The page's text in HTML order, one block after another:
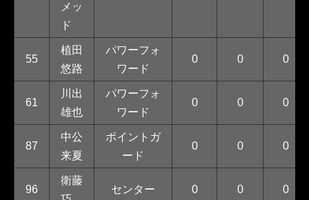
メッ
ド
55
植田
悠路
パワーフォ
ワード
0 0 0
61
川出
雄也
パワーフォ
ワード
0 0 0
87
中公
来夏
ポイントガ
ード
0 0 0
96
衛藤
センター 0 0 0